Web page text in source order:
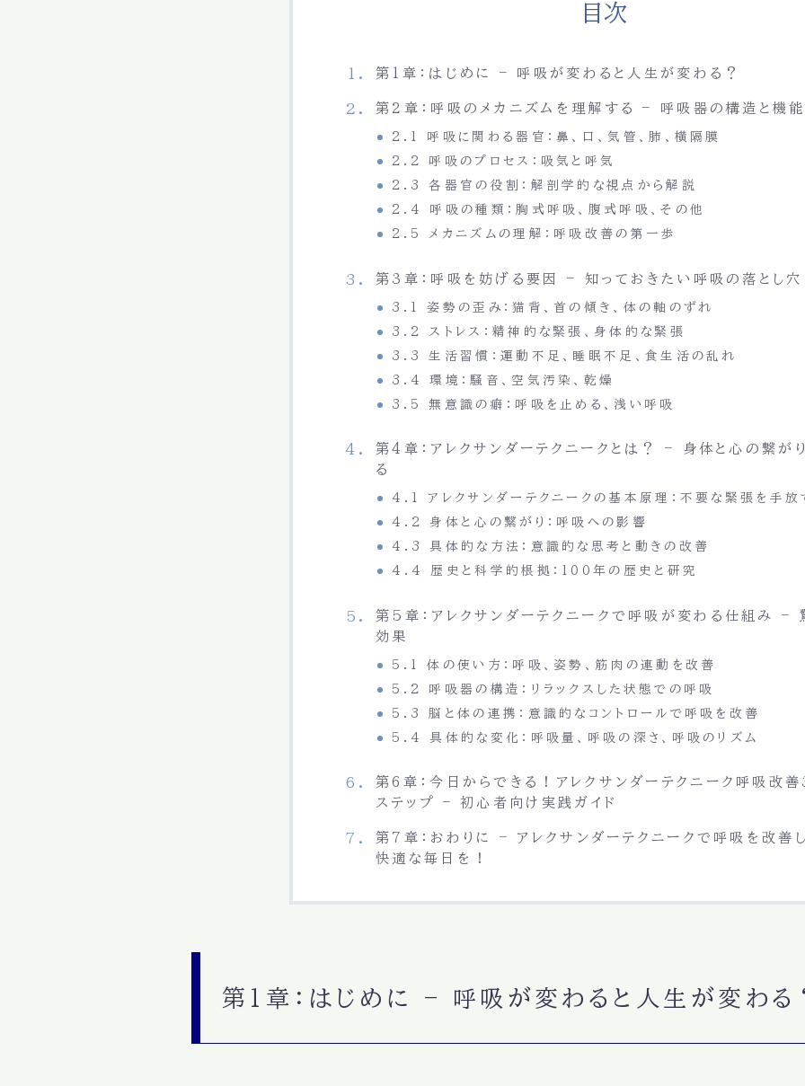
目次
第1章：はじめに – 呼吸が変わると人生が変わる？
第2章：呼吸のメカニズムを理解する – 呼吸器の構造と機能
2.1 呼吸に関わる器官：鼻、口、気管、肺、横隔膜
2.2 呼吸のプロセス：吸気と呼気
2.3 各器官の役割：解剖学的な視点から解説
2.4 呼吸の種類：胸式呼吸、腹式呼吸、その他
2.5 メカニズムの理解：呼吸改善の第一歩
第3章：呼吸を妨げる要因 – 知っておきたい呼吸の落とし穴
3.1 姿勢の歪み：猫背、首の傾き、体の軸のずれ
3.2 ストレス：精神的な緊張、身体的な緊張
3.3 生活習慣：運動不足、睡眠不足、食生活の乱れ
3.4 環境：騒音、空気汚染、乾燥
3.5 無意識の癖：呼吸を止める、浅い呼吸
第4章：アレクサンダーテクニークとは？ – 身体と心の繋が
る
4.1 アレクサンダーテクニークの基本原理：不要な緊張を手放
4.2 身体と心の繋がり：呼吸への影響
4.3 具体的な方法：意識的な思考と動きの改善
4.4 歴史と科学的根拠：100年の歴史と研究
第5章：アレクサンダーテクニークで呼吸が変わる仕組み –
効果
5.1 体の使い方：呼吸、姿勢、筋肉の連動を改善
5.2 呼吸器の構造：リラックスした状態での呼吸
5.3 脳と体の連携：意識的なコントロールで呼吸を改善
5.4 具体的な変化：呼吸量、呼吸の深さ、呼吸のリズム
第6章：今日からできる！アレクサンダーテクニーク呼吸改
ステップ – 初心者向け実践ガイド
第7章：おわりに – アレクサンダーテクニークで呼吸を改善し
快適な毎日を！
第1章：はじめに – 呼吸が変わると人生が変わる